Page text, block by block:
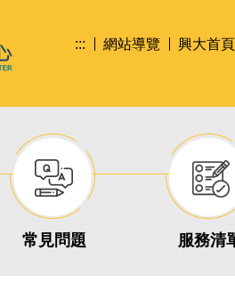
::: 網站導覽 興大首頁
常見問題 服務清